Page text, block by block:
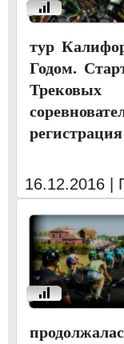
u
тур
Годом.
16.12.2016
u